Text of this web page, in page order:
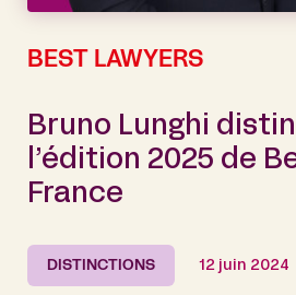
BEST LAWYERS
Bruno Lunghi
l’édition 2025 de
France
DISTINCTIONS 12 juin 2024